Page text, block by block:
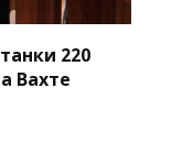
220
Вахте